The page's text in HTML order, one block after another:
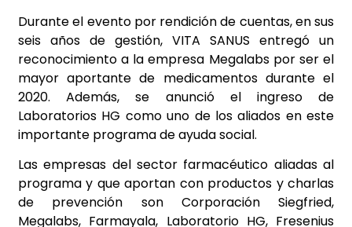
Durante el evento por rendición de cuentas, en sus
seis años de gestión, VITA SANUS entregó un
reconocimiento a la empresa Megalabs por ser el
mayor aportante de medicamentos durante el
2020. Además, se anunció el ingreso de
Laboratorios HG como uno de los aliados en este
importante programa de ayuda social.
Las empresas del sector farmacéutico aliadas al
programa y que aportan con productos y charlas
de prevención son Corporación Siegfried,
Megalabs, Farmayala, Laboratorio HG, Fresenius